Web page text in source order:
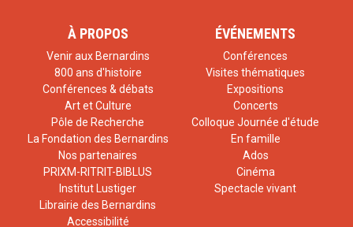
À PROPOS
Venir aux Bernardins
800 ans d'histoire
Conférences & débats
Art et Culture
Pôle de Recherche
La Fondation des Bernardins
Nos partenaires
PRIXM-RITRIT-BIBLUS
Institut Lustiger
Librairie des Bernardins
Accessibilité
ÉVÉNEMENTS
Conférences
Visites thématiques
Expositions
Concerts
Colloque Journée d'étude
En famille
Ados
Cinéma
Spectacle vivant